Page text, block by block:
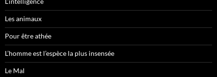
Les animaux
Pour être athée
L’homme est l’espèce la plus insensée
Le Mal